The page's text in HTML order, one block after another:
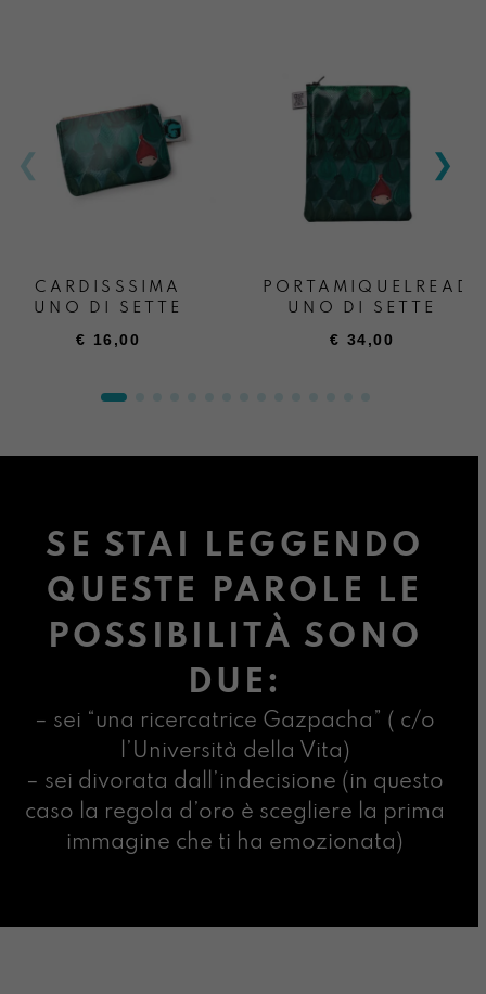
CARDISSSIMA
UNO DI SETTE
€ 16,00
UNO DI SETTE
€ 34,00
SE STAI LEGGENDO
QUESTE PAROLE LE
POSSIBILITÀ SONO
DUE:
– sei “una ricercatrice Gazpacha” ( c/o
l’Università della Vita)
– sei divorata dall’indecisione (in questo
caso la regola d’oro è scegliere la prima
immagine che ti ha emozionata)